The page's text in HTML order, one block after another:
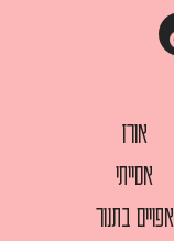
אורז
אסייתי
אפויים בתנור